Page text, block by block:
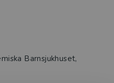
Barnsjukhuset,